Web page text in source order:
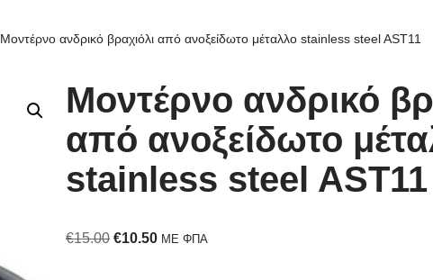
Μοντέρνο ανδρικό βραχιόλι από ανοξείδωτο μέταλλο stainless steel AST11
Μοντέρνο ανδρικό
από ανοξείδωτο
stainless steel AST11
€15.00 €10.50 ΜΕ ΦΠΑ